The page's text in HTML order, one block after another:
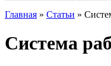
Главная » Статьи »
Система